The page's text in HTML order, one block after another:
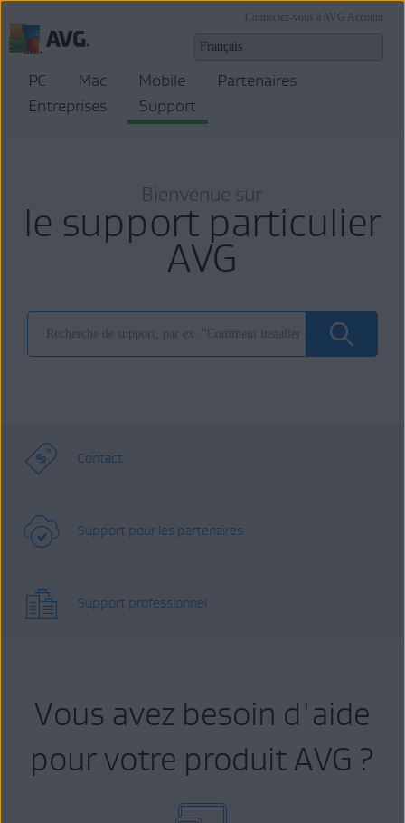
Connectez-vous à AVG Account
PC Mac Mobile
Partenaires
Entreprises
Support
Bienvenue sur
le support particulier
AVG
Contact
Support pour les partenaires
Support professionnel
Vous avez besoin d'aide
pour votre produit AVG ?